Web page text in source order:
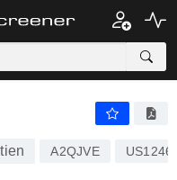
A2QJVE